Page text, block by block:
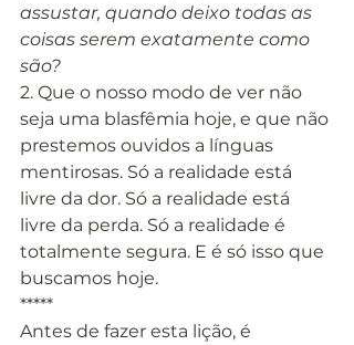
assustar, quando deixo todas as
coisas serem exatamente como
são?
2. Que o nosso modo de ver não
seja uma blasfêmia hoje, e que não
prestemos ouvidos a línguas
mentirosas. Só a realidade está
livre da dor. Só a realidade está
livre da perda. Só a realidade é
totalmente segura. E é só isso que
buscamos hoje.
*****
Antes de fazer esta lição, é